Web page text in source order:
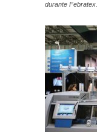
durante Febratex.